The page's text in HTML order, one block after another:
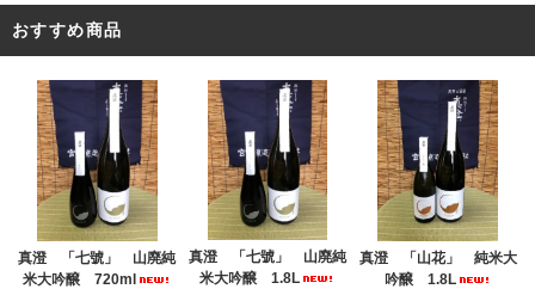
おすすめ商品
真澄 「七號」 山廃純
米大吟醸 720ml
真澄 「七號」 山廃純
米大吟醸 1.8L
真澄 「山花」 純米大
吟醸 1.8L